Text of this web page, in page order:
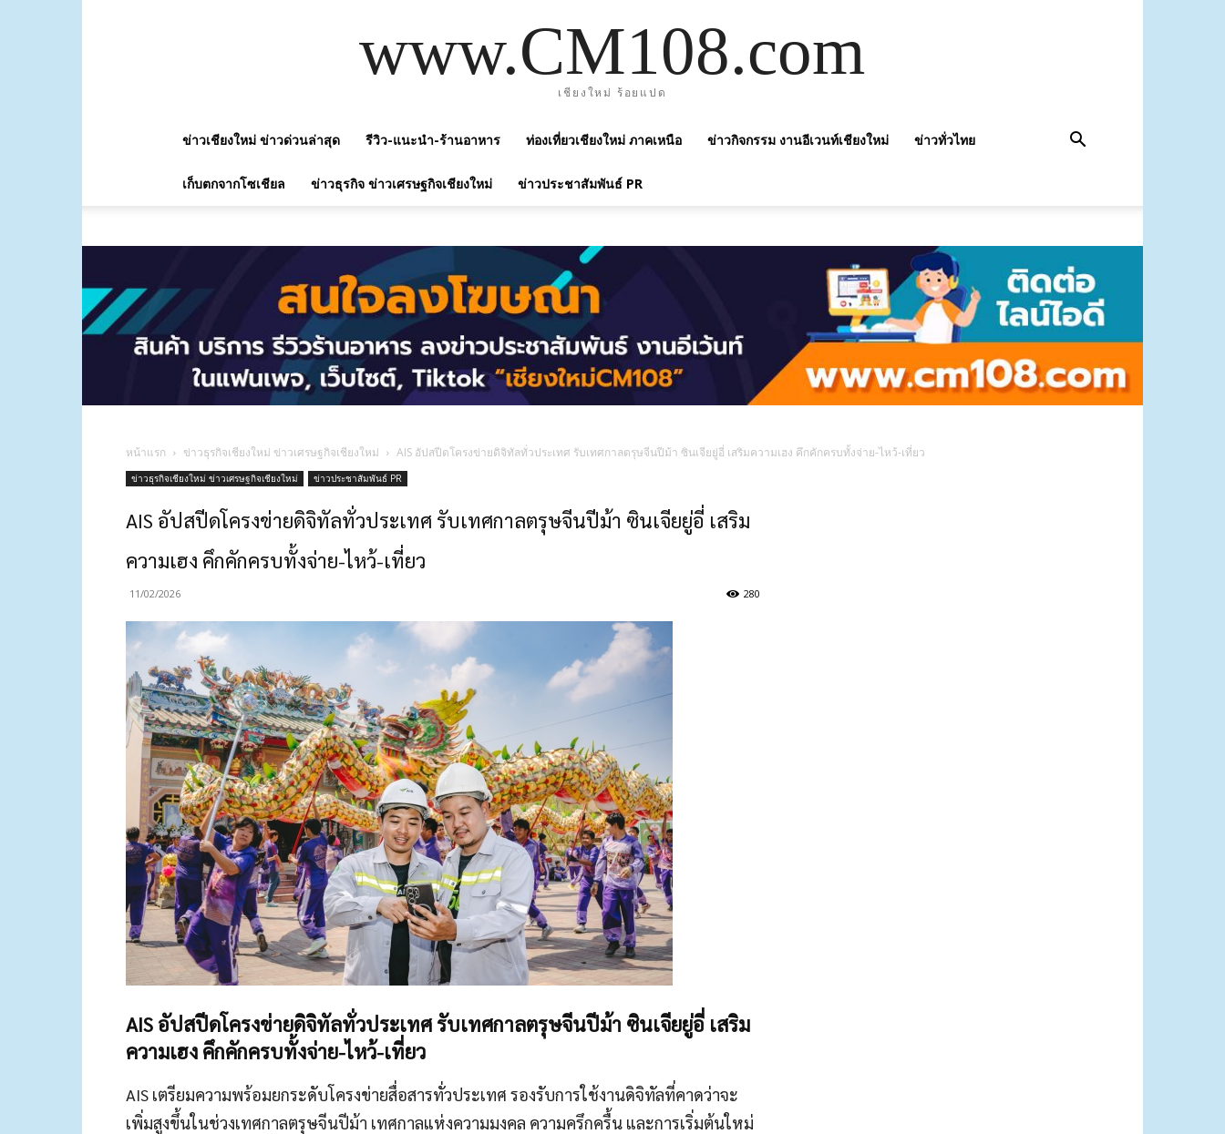
www.CM108.com
เชียงใหม่ ร้อยแปด
ข่าวเชียงใหม่ ข่าวด่วนล่าสุด รีวิว-แนะนำ-ร้านอาหาร ท่องเที่ยวเชียงใหม่ ภาคเหนือ ข่าวกิจกรรม งานอีเวนท์เชียงใหม่ ข่าวทั่วไทย
เก็บตกจากโซเชียล ข่าวธุรกิจ ข่าวเศรษฐกิจเชียงใหม่ ข่าวประชาสัมพันธ์ PR
หน้าแรก ข่าวธุรกิจเชียงใหม่ ข่าวเศรษฐกิจเชียงใหม่ AIS อัปสปีดโครงข่ายดิจิทัลทั่วประเทศ รับเทศกาลตรุษจีนปีม้า ซินเจียยู่อี่ เสริมความเฮง คึกคักครบทั้งจ่าย-ไหว้-เที่ยว
ข่าวธุรกิจเชียงใหม่ ข่าวเศรษฐกิจเชียงใหม่ ข่าวประชาสัมพันธ์ PR
AIS อัปสปีดโครงข่ายดิจิทัลทั่วประเทศ รับเทศกาลตรุษจีนปีม้า ซินเจียยู่อี่ เสริม
ความเฮง คึกคักครบทั้งจ่าย-ไหว้-เที่ยว
11/02/2026 280
AIS อัปสปีดโครงข่ายดิจิทัลทั่วประเทศ รับเทศกาลตรุษจีนปีม้า ซินเจียยู่อี่ เสริม
ความเฮง คึกคักครบทั้งจ่าย-ไหว้-เที่ยว
AIS เตรียมความพร้อมยกระดับโครงข่ายสื่อสารทั่วประเทศ รองรับการใช้งานดิจิทัลที่คาดว่าจะ
เพิ่มสูงขึ้นในช่วงเทศกาลตรุษจีนปีม้า เทศกาลแห่งความมงคล ความครึกครื้น และการเริ่มต้นใหม่